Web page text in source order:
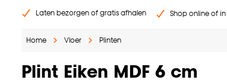
Laten bezorgen of gratis afhalen Shop online of
Home Vloer Plinten
Plint Eiken MDF 6 cm